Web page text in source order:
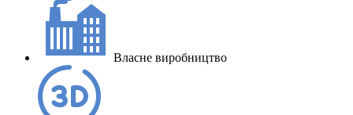
Власне виробництво